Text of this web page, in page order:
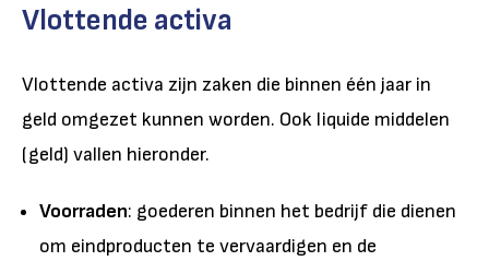
Vlottende activa
Vlottende activa zijn zaken die binnen één jaar in
geld omgezet kunnen worden. Ook liquide middelen
(geld) vallen hieronder.
Voorraden: goederen binnen het bedrijf die dienen
om eindproducten te vervaardigen en de